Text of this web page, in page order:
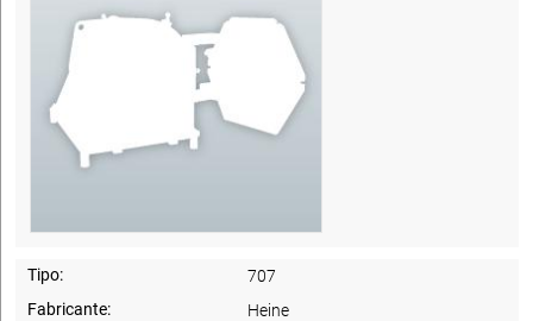
Tipo:
707
Fabricante:
Heine